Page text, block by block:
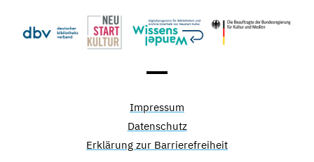
Impressum
Datenschutz
Erklärung zur Barrierefreiheit